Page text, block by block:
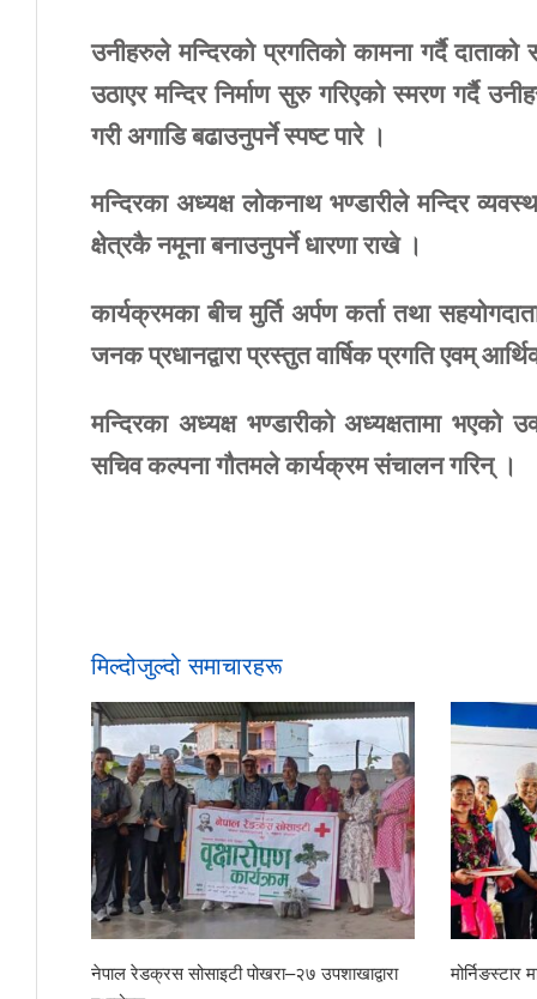
उनीहरुले मन्दिरको प्रगतिको कामना गर्दै दाताको
उठाएर मन्दिर निर्माण सुरु गरिएको स्मरण गर्दै
गरी अगाडि बढाउनुपर्ने स्पष्ट पारे ।
मन्दिरका अध्यक्ष लोकनाथ भण्डारीले मन्दिर
क्षेत्रकै नमूना बनाउनुपर्ने धारणा राखे ।
कार्यक्रमका बीच मुर्ति अर्पण कर्ता तथा
जनक प्रधानद्वारा प्रस्तुत वार्षिक प्रगति एवम्
मन्दिरका अध्यक्ष भण्डारीको अध्यक्षतामा भएको
सचिव कल्पना गौतमले कार्यक्रम संचालन गरिन् ।
मिल्दोजुल्दो समाचारहरू
छोरेपाटन मा. वि.का नवआगन्तुक विद्यार्थीलाई स्वागत
शिशु कल्याण,